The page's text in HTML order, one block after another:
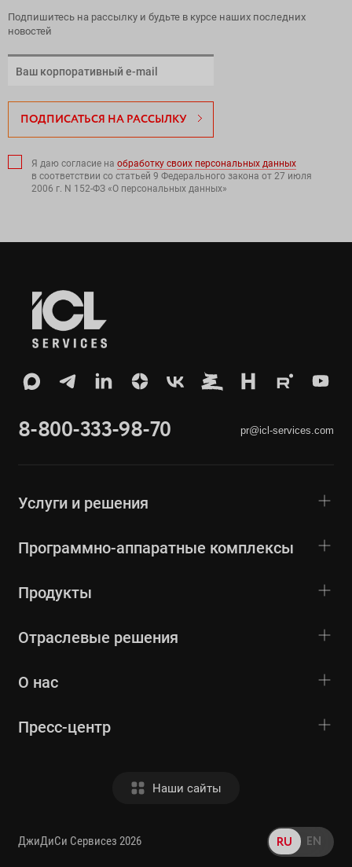
Подпишитесь на рассылку и будьте в курсе наших последних
новостей
ПОДПИСАТЬСЯ НА РАССЫЛКУ
Я даю согласие на обработку своих персональных данных
в соответствии со статьей 9 Федерального закона от 27 июля
2006 г. N 152-ФЗ «О персональных данных»
8-800-333-98-70 pr@icl-services.com
Услуги и решения
Программно-аппаратные комплексы
Продукты
Отраслевые решения
О нас
Пресс-центр
Наши сайты
ДжиДиСи Сервисез 2026 RU EN